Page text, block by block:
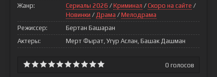
Жанр:
Сериалы 2026 / Криминал / Скоро на сайте /
Новинки / Драма / Мелодрама
Режиссер:
Бepтaн Бaшapaн
Актеры:
Мерт Фырат, Угур Аслан, Башак Дашман
0 голосов